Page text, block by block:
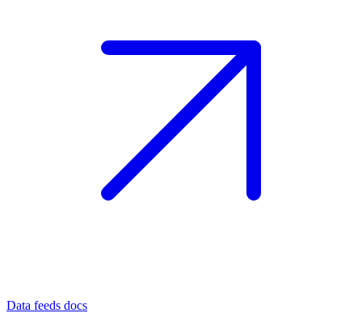
Data feeds docs